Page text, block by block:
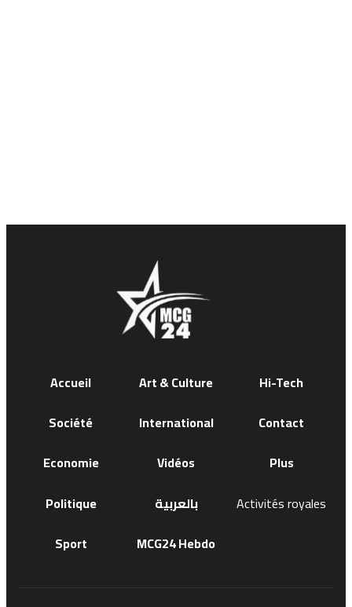
Accueil
Société
Economie
Politique
Sport
Art & Culture
International
Vidéos
بالعربية
MCG24 Hebdo
Hi-Tech
Contact
Plus
Activités royales